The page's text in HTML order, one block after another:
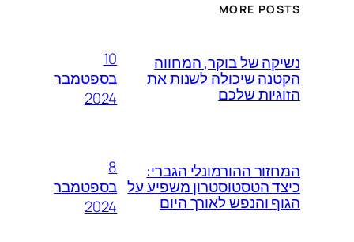
MORE POSTS
נשיקה של בוקר, המחווה
הקטנה שיכולה לשנות את
הזוגיות שלכם
10
בספטמבר
2024
המחזור ההורמונלי הגברי:
כיצד הטסטוסטרון משפיע על
הגוף והנפש לאורך היום
8
בספטמבר
2024